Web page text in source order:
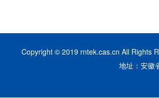
Copyright © 2019 rntek.cas.cn All Rights
地址：安徽